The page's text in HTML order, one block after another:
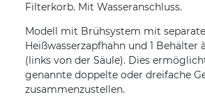
Filterkorb. Mit Wasseranschluss.
Modell mit Brühsystem mit
Heißwasserzapfhahn und 1 Behälter
(links von der Säule). Dies
genannte doppelte oder dreifache
zusammenzustellen.